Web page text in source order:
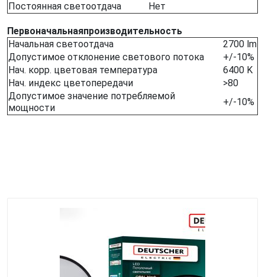
Постоянная светоотдача
Нет
Первоначальнаяпроизводительность
Начальная светоотдача
2700 lm
Допустимое отклонение светового потока
+/-10%
Нач. корр. цветовая температура
6400 K
Нач. индекс цветопередачи
>80
Допустимое значение потребляемой
мощности
+/-10%